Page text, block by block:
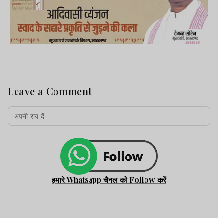
Leave a Comment
हमारे Whatsapp चैनल को Follow करें